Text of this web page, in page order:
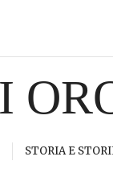
STORIA E